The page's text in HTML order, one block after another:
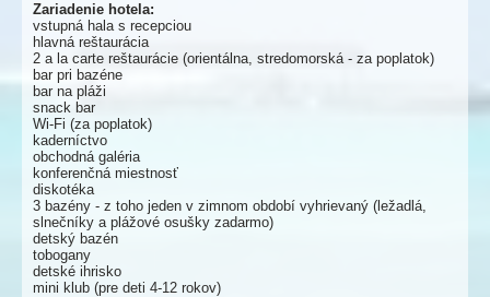
Zariadenie hotela:
vstupná hala s recepciou
hlavná reštaurácia
2 a la carte reštaurácie (orientálna, stredomorská - za poplatok)
bar pri bazéne
bar na pláži
snack bar
Wi-Fi (za poplatok)
kaderníctvo
obchodná galéria
konferenčná miestnosť
diskotéka
3 bazény - z toho jeden v zimnom období vyhrievaný (ležadlá,
slnečníky a plážové osušky zadarmo)
detský bazén
tobogany
detské ihrisko
mini klub (pre deti 4-12 rokov)